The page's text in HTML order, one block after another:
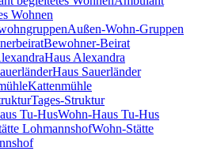
Wohnen
Außen-Wohn-Gruppen
Bewohner-Beirat
Haus Alexandra
Haus Sauerländer
Kattenmühle
Tages-Struktur
Tu-HusWohn-Haus Tu-Hus
LohmannshofWohn-Stätte